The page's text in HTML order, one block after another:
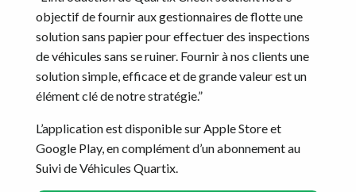
objectif de fournir aux gestionnaires de flotte une
solution sans papier pour effectuer des inspections
de véhicules sans se ruiner. Fournir à nos clients une
solution simple, efficace et de grande valeur est un
élément clé de notre stratégie.”
L’application est disponible sur Apple Store et
Google Play, en complément d’un abonnement au
Suivi de Véhicules Quartix.